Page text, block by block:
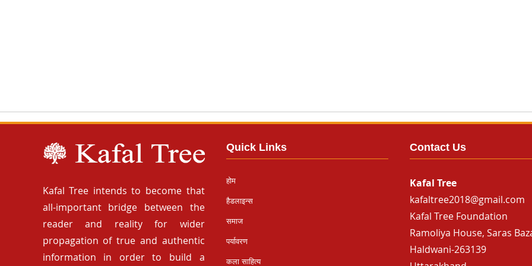
Kafal Tree intends to become that
all-important bridge between the
reader and reality for wider
propagation of true and authentic
information in order to build a
Quick Links
होम
हैडलाइन्स
समाज
पर्यावरण
कला साहित्य
Contact Us
Kafal Tree
kafaltree2018@gmail.com
Kafal Tree Foundation
Ramoliya House, Saras
Haldwani-263139